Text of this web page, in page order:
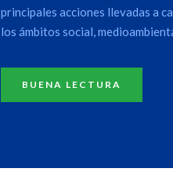
principales acciones llevadas a
los ámbitos social,
BUENA LECTURA